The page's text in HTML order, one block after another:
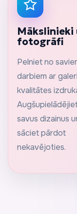
Mākslinieki
fotogrāfi
Pelniet no
darbiem ar
kvalitātes
savus dizainus
sāciet pārdot
nekavējoties.